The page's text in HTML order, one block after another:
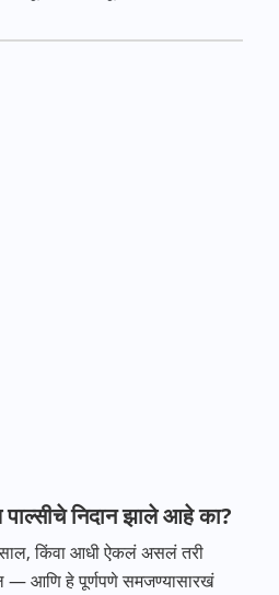
निदान झाले आहे का?
किंवा आधी ऐकलं असलं तरी
आणि हे पूर्णपणे समजण्यासारखं